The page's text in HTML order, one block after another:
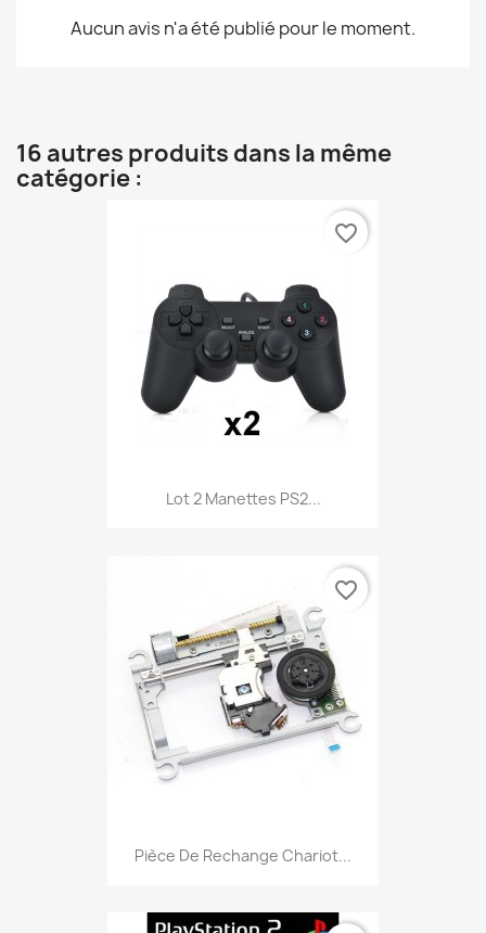
Aucun avis n'a été publié pour le moment.
16 autres produits dans la même
catégorie :
Lot 2 Manettes PS2...
favorite_border
Pièce De Rechange Chariot...
favorite_border